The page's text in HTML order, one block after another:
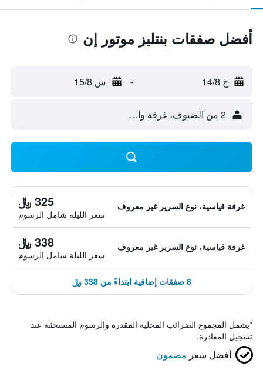
أفضل صفقات بنتليز موتور إن
ج 14/8 - س 15/8
2 من الضيوف، غرفة واحدة
غرفة قياسية، نوع السرير غير معروف 325 ﷼
سعر الليلة شامل الرسوم
غرفة قياسية، نوع السرير غير معروف 338 ﷼
سعر الليلة شامل الرسوم
8 صفقات إضافية ابتداءً من 338 ﷼
*يشمل المجموع الضرائب المحلية المقدرة والرسوم المستحقة عند
تسجيل المغادرة.
أفضل سعر مضمون